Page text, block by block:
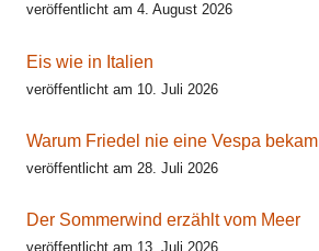
veröffentlicht am 4. August 2026
Eis wie in Italien
veröffentlicht am 10. Juli 2026
Warum Friedel nie eine Vespa bekam
veröffentlicht am 28. Juli 2026
Der Sommerwind erzählt vom Meer
veröffentlicht am 13. Juli 2026